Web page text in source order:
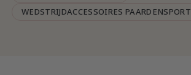
WEDSTRIJDACCESSOIRES PAARDENSPORT